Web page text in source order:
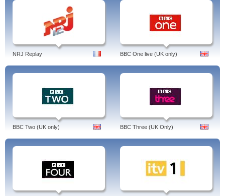
NRJ Replay BBC One live (UK only)
BBC Two (UK only) BBC Three (UK Only)